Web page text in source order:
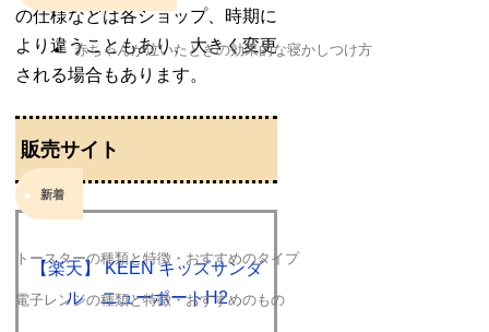
の仕様などは各ショップ、時期に
より違うこともあり、大きく変更
される場合もあります。
販売サイト
【楽天】 KEEN キッズサンダ
ル ニューポートH2
赤ちゃんが泣いたときの効果的な寝かしつけ方
新着
トースターの種類と特徴・おすすめのタイプ
電子レンジの種類と特徴・おすすめのもの